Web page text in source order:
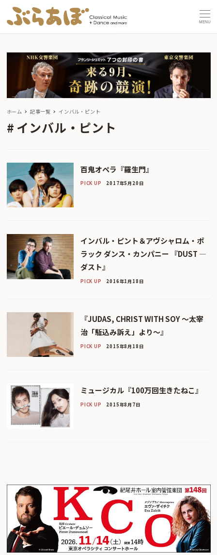
MENU
ホーム 記事一覧 インバル・ピント
インバル・ピント
百鬼オペラ『羅生門』
PICK UP 2017年5月20日
インバル・ピント＆アヴシャロム・ポ
ラック ダンス・カンパニー 『DUST ―
ダスト』
PICK UP 2016年1月18日
『JUDAS, CHRIST WITH SOY 〜太宰
治「駈込み訴え」より〜』
PICK UP 2015年8月18日
ミュージカル『100万回生きたねこ』
PICK UP 2015年8月7日